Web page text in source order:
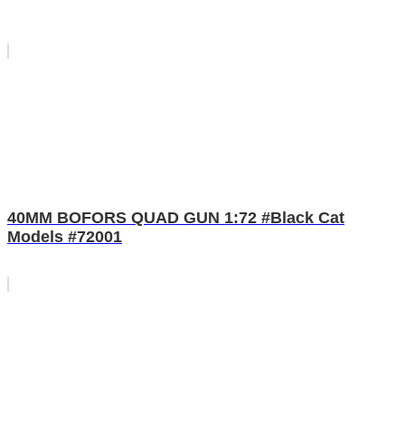
40MM BOFORS QUAD GUN 1:72 #Black Cat
Models #72001